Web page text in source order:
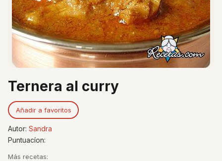
Ternera al curry
Añadir a favoritos
Autor: Sandra
Puntuacíon:
Más recetas: